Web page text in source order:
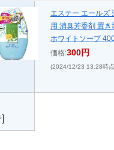
消臭力
消臭ス
ソープ
品 消
エステー エールズ
用 消臭芳香剤 置き
ホワイトソープ
価格:300円
(2024/12/23 13:28時